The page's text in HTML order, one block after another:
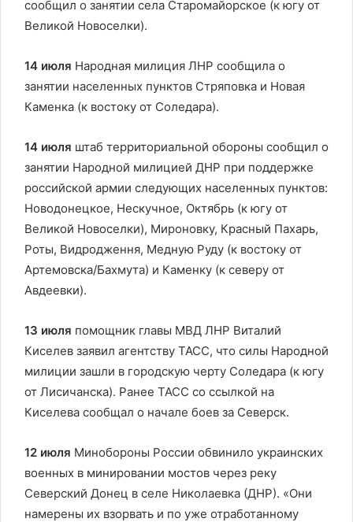
сообщил о занятии села Старомайорское (к югу от
Великой Новоселки).
14 июля Народная милиция ЛНР сообщила о
занятии населенных пунктов Стряповка и Новая
Каменка (к востоку от Соледара).
14 июля штаб территориальной обороны сообщил о
занятии Народной милицией ДНР при поддержке
российской армии следующих населенных пунктов:
Новодонецкое, Нескучное, Октябрь (к югу от
Великой Новоселки), Мироновку, Красный Пахарь,
Роты, Видродження, Медную Руду (к востоку от
Артемовска/Бахмута) и Каменку (к северу от
Авдеевки).
13 июля помощник главы МВД ЛНР Виталий
Киселев заявил агентству ТАСС, что силы Народной
милиции зашли в городскую черту Соледара (к югу
от Лисичанска). Ранее ТАСС со ссылкой на
Киселева сообщал о начале боев за Северск.
12 июля Минобороны России обвинило украинских
военных в минировании мостов через реку
Северский Донец в селе Николаевка (ДНР). «Они
намерены их взорвать и по уже отработанному